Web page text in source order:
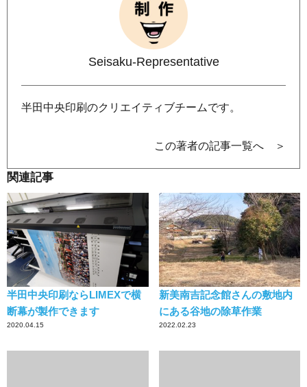
Seisaku-Representative
半田中央印刷のクリエイティブチームです。
この著者の記事一覧へ ＞
関連記事
半田中央印刷ならLIMEXで横
断幕が製作できます
2020.04.15
新美南吉記念館さんの敷地内
にある谷地の除草作業
2022.02.23